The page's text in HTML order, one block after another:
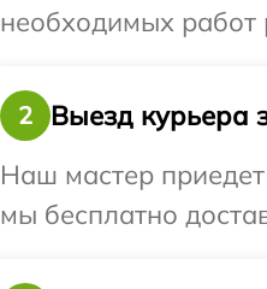
необходимых работ
2
Выезд курьера
Наш мастер
мы бесплатно